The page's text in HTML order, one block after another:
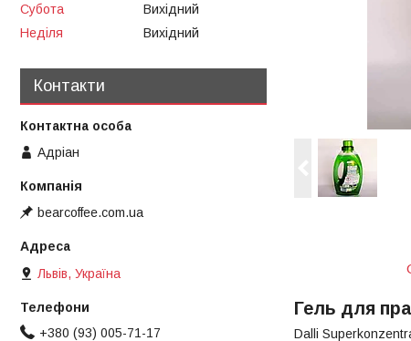
Гель для
Dalli
Субота
Вихідний
Неділя
Вихідний
Контакти
Адріан
bearcoffee.com.ua
Львів, Україна
+380 (93) 005-71-17